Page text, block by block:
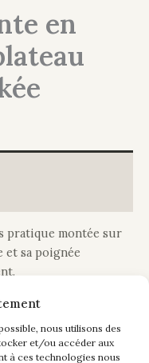
nous utilisons des
et/ou accéder aux
à ces technologies nous
en
pratique montée sur
et sa poignée
uniforme marron,
fantaisie tout en